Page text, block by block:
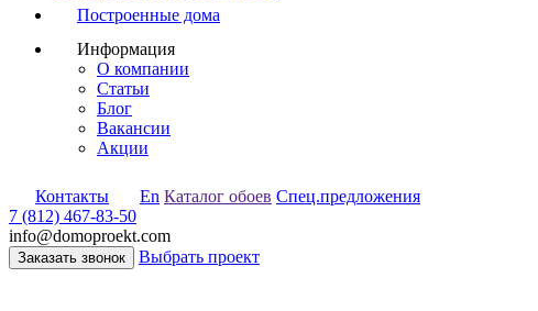
Построенные дома
Информация
О компании
Статьи
Блог
Вакансии
Акции
Контакты En Каталог обоев Спец.предложения
7 (812) 467-83-50
info@domoproekt.com
Заказать звонок Выбрать проект